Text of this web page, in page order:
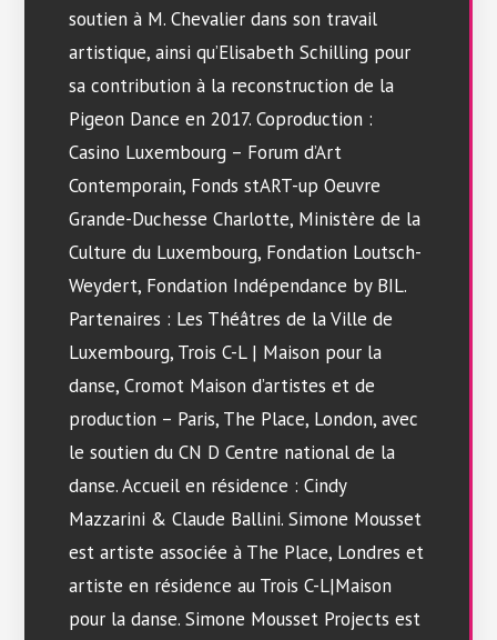
soutien à M. Chevalier dans son travail
artistique, ainsi qu’Elisabeth Schilling pour
sa contribution à la reconstruction de la
Pigeon Dance en 2017. Coproduction :
Casino Luxembourg – Forum d’Art
Contemporain, Fonds stART-up Oeuvre
Grande-Duchesse Charlotte, Ministère de la
Culture du Luxembourg, Fondation Loutsch-
Weydert, Fondation Indépendance by BIL.
Partenaires : Les Théâtres de la Ville de
Luxembourg, Trois C-L | Maison pour la
danse, Cromot Maison d’artistes et de
production – Paris, The Place, London, avec
le soutien du CN D Centre national de la
danse. Accueil en résidence : Cindy
Mazzarini & Claude Ballini. Simone Mousset
est artiste associée à The Place, Londres et
artiste en résidence au Trois C-L|Maison
pour la danse. Simone Mousset Projects est